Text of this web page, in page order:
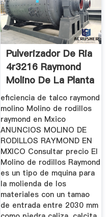
Pulverizador De Ria
4r3216 Raymond
Molino De La Planta
...
eficiencia de talco raymond
molino Molino de rodillos
raymond en Mxico
ANUNCIOS MOLINO DE
RODILLOS RAYMOND EN
MXICO Consultar precio El
Molino de rodillos Raymond
es un tipo de mquina para
la molienda de los
materiales con un tamao
de entrada entre 2030 mm